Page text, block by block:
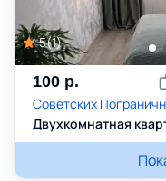
5(1)
100 р.
Советских
Двухкомнатная